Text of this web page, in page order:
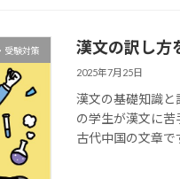
受験対策 漢文の訳し方
2025年7月25日
漢文の基礎知識と
の学生が漢文に
古代中国の文章で